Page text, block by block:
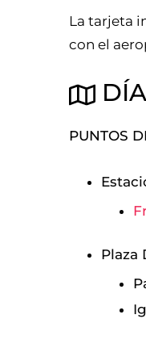
La tarjeta
con el
PUNTOS
Plaza